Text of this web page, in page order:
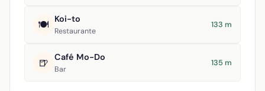
🍽️ Koi-to
Restaurante
133 m
🍺 Café Mo-Do
Bar
135 m